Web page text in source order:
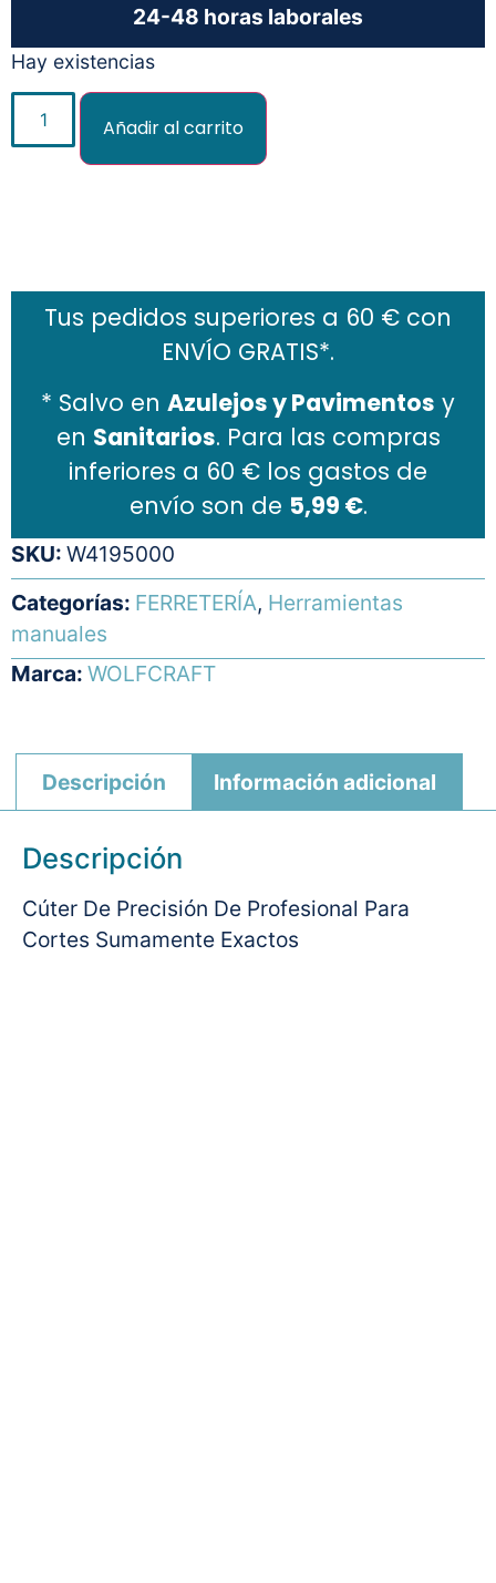
24-48 horas laborales
Hay existencias
Añadir al carrito
Tus pedidos superiores a 60 € con
ENVÍO GRATIS*.
* Salvo en Azulejos y Pavimentos y
en Sanitarios. Para las compras
inferiores a 60 € los gastos de
envío son de 5,99 €.
SKU: W4195000
Categorías: FERRETERÍA, Herramientas
manuales
Marca: WOLFCRAFT
Descripción Información adicional
Descripción
Cúter De Precisión De Profesional Para
Cortes Sumamente Exactos